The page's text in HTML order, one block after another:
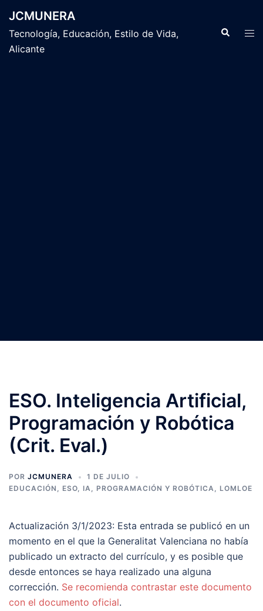
contenido
JCMUNERA
Tecnología, Educación, Estilo de Vida,
Alicante
Buscar
ESO. Inteligencia Artificial,
Programación y Robótica
(Crit. Eval.)
POR JCMUNERA
1 DE JULIO
EDUCACIÓN , ESO, IA, PROGRAMACIÓN Y ROBÓTICA, LOMLOE
Actualización 3/1/2023: Esta entrada se publicó en un
momento en el que la Generalitat Valenciana no había
publicado un extracto del currículo, y es posible que
desde entonces se haya realizado una alguna
corrección. Se recomienda contrastar este documento
con el documento oficial.